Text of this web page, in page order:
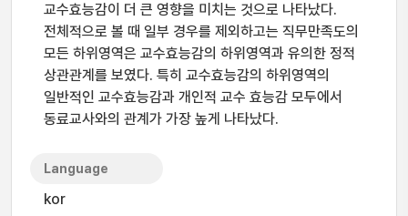
교수효능감이 더 큰 영향을 미치는 것으로 나타났다.
전체적으로 볼 때 일부 경우를 제외하고는 직무만족도의
모든 하위영역은 교수효능감의 하위영역과 유의한 정적
상관관계를 보였다. 특히 교수효능감의 하위영역의
일반적인 교수효능감과 개인적 교수 효능감 모두에서
동료교사와의 관계가 가장 높게 나타났다.
Language
kor